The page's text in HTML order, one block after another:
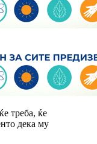
треба, ќе
дека му